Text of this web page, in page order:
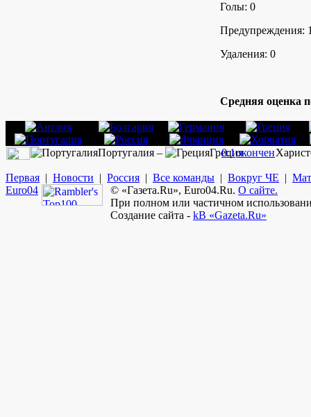
Голы: 0
Предупреждения:
Удаления: 0
Средняя оценка
Португалия – Греция
0:1окончен
Первая | Новости | Россия | Все команды | Вокруг ЧЕ |
Euro04 © «Газета.Ru», Euro04.Ru. О сайте.
При полном или частичном
Создание сайта - kB «Gazeta.Ru»